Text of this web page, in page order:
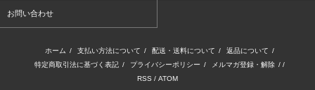
お問い合わせ
ホーム / 支払い方法について / 配送・送料について / 返品について /
特定商取引法に基づく表記 / プライバシーポリシー / メルマガ登録・解除 / /
RSS / ATOM